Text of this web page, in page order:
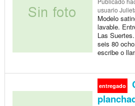
usuario
Modelo
lavable.
Las
seis 80
escribe o
entregado